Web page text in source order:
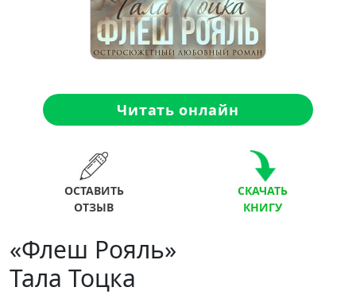
Читать онлайн
ОСТАВИТЬ
ОТЗЫВ
СКАЧАТЬ
КНИГУ
«Флеш Рояль»
Тала Тоцка